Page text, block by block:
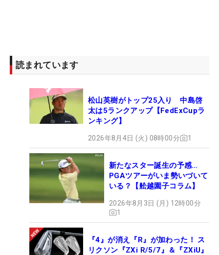
読まれています
松山英樹がトップ25入り 中島啓
太は5ランクアップ【FedExCupラ
ンキング】
2026年8月4日 (火) 08時00分 1
新たなスター誕生の予感…
PGAツアーがいま勢いづいて
いる？【舩越園子コラム】
2026年8月3日 (月) 12時00分
1
『4』が消え『R』が加わった！ ス
リクソン『ZXi R/5/7』＆『ZXiU』